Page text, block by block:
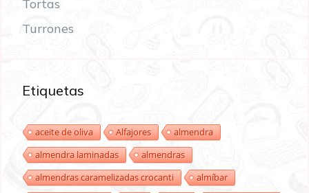
Tortas
Turrones
Etiquetas
aceite de oliva Alfajores
almendra
almendra laminadas
almendras
almendras caramelizadas crocanti
almíbar